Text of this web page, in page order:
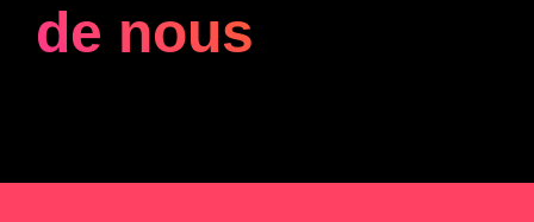
de nous